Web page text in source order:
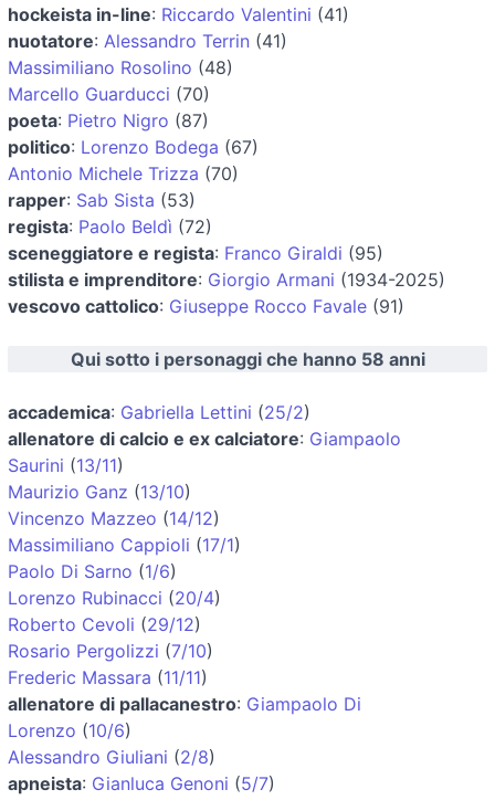
hockeista in-line: Riccardo Valentini (41)
nuotatore: Alessandro Terrin (41)
Massimiliano Rosolino (48)
Marcello Guarducci (70)
poeta: Pietro Nigro (87)
politico: Lorenzo Bodega (67)
Antonio Michele Trizza (70)
rapper: Sab Sista (53)
regista: Paolo Beldì (72)
sceneggiatore e regista: Franco Giraldi (95)
stilista e imprenditore: Giorgio Armani (1934-2025)
vescovo cattolico: Giuseppe Rocco Favale (91)
Qui sotto i personaggi che hanno 58 anni
accademica: Gabriella Lettini (25/2)
allenatore di calcio e ex calciatore: Giampaolo
Saurini (13/11)
Maurizio Ganz (13/10)
Vincenzo Mazzeo (14/12)
Massimiliano Cappioli (17/1)
Paolo Di Sarno (1/6)
Lorenzo Rubinacci (20/4)
Roberto Cevoli (29/12)
Rosario Pergolizzi (7/10)
Frederic Massara (11/11)
allenatore di pallacanestro: Giampaolo Di
Lorenzo (10/6)
Alessandro Giuliani (2/8)
apneista: Gianluca Genoni (5/7)